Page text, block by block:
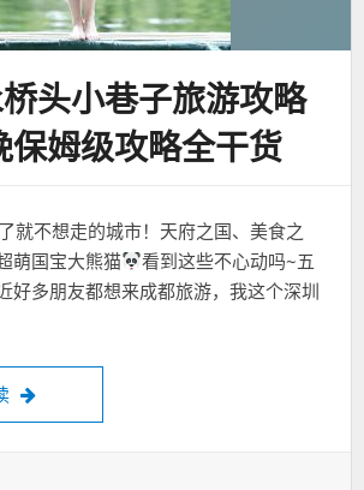
头小巷子旅游攻略
保姆级攻略全干货
就不想走的城市！天府之国、美食之
萌国宝大熊猫
看到这些不心动吗~五
好多朋友都想来成都旅游，我这个深圳
深圳福永桥头小巷子旅游攻略